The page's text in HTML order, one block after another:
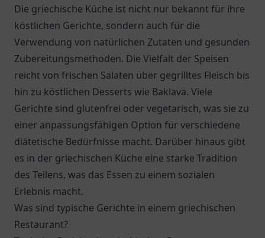
Die griechische Küche ist nicht nur bekannt für ihre
köstlichen Gerichte, sondern auch für die
Verwendung von natürlichen Zutaten und gesunden
Zubereitungsmethoden. Die Vielfalt der Speisen
reicht von frischen Salaten über gegrilltes Fleisch bis
hin zu köstlichen Desserts wie Baklava. Viele
Gerichte sind glutenfrei oder vegetarisch, was sie zu
einer anpassungsfähigen Option für verschiedene
diätetische Bedürfnisse macht. Darüber hinaus gibt
es in der griechischen Küche eine starke Tradition
des Teilens, was das Essen zu einem sozialen
Erlebnis macht.
Was sind typische Gerichte in einem griechischen
Restaurant?